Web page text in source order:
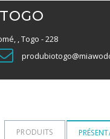
, Togo - 228
PRODUITS